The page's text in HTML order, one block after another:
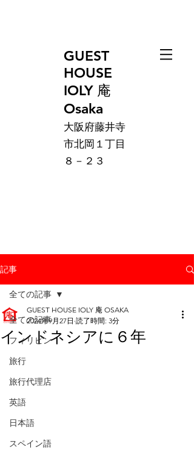
GUEST
HOUSE
IOLY 庵
Osaka
大阪府藤井寺
市北岡１丁目
８－２３
記事
全ての記事
フィリピン
旅行
旅行代理店
英語
日本語
スペイン語
全ての記事
インドネシアに６年
GUEST HOUSE IOLY 庵 OSAKA
2024年9月27日 読了時間: 3分